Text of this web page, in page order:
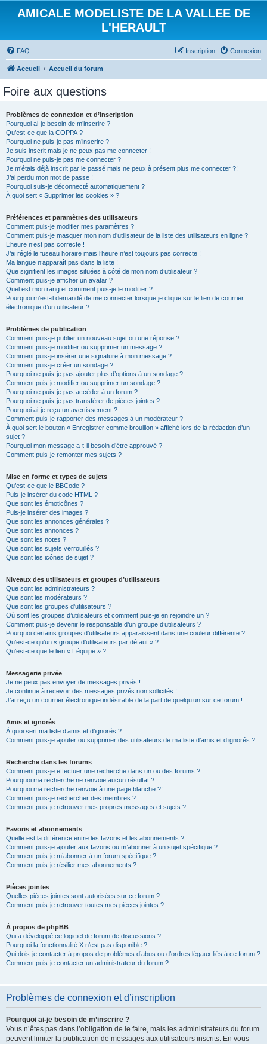
AMICALE MODELISTE DE LA VALLEE DE
L'HERAULT
FAQ Connexion
Inscription
Accueil Accueil du forum
Foire aux questions
Problèmes de connexion et d’inscription
Pourquoi ai-je besoin de m’inscrire ?
Qu’est-ce que la COPPA ?
Pourquoi ne puis-je pas m’inscrire ?
Je suis inscrit mais je ne peux pas me connecter !
Pourquoi ne puis-je pas me connecter ?
Je m’étais déjà inscrit par le passé mais ne peux à présent plus me connecter ?!
J’ai perdu mon mot de passe !
Pourquoi suis-je déconnecté automatiquement ?
À quoi sert « Supprimer les cookies » ?
Préférences et paramètres des utilisateurs
Comment puis-je modifier mes paramètres ?
Comment puis-je masquer mon nom d’utilisateur de la liste des utilisateurs en ligne ?
L’heure n’est pas correcte !
J’ai réglé le fuseau horaire mais l’heure n’est toujours pas correcte !
Ma langue n’apparaît pas dans la liste !
Que signifient les images situées à côté de mon nom d’utilisateur ?
Comment puis-je afficher un avatar ?
Quel est mon rang et comment puis-je le modifier ?
Pourquoi m’est-il demandé de me connecter lorsque je clique sur le lien de courrier
électronique d’un utilisateur ?
Problèmes de publication
Comment puis-je publier un nouveau sujet ou une réponse ?
Comment puis-je modifier ou supprimer un message ?
Comment puis-je insérer une signature à mon message ?
Comment puis-je créer un sondage ?
Pourquoi ne puis-je pas ajouter plus d’options à un sondage ?
Comment puis-je modifier ou supprimer un sondage ?
Pourquoi ne puis-je pas accéder à un forum ?
Pourquoi ne puis-je pas transférer de pièces jointes ?
Pourquoi ai-je reçu un avertissement ?
Comment puis-je rapporter des messages à un modérateur ?
À quoi sert le bouton « Enregistrer comme brouillon » affiché lors de la rédaction d’un
sujet ?
Pourquoi mon message a-t-il besoin d’être approuvé ?
Comment puis-je remonter mes sujets ?
Mise en forme et types de sujets
Qu’est-ce que le BBCode ?
Puis-je insérer du code HTML ?
Que sont les émoticônes ?
Puis-je insérer des images ?
Que sont les annonces générales ?
Que sont les annonces ?
Que sont les notes ?
Que sont les sujets verrouillés ?
Que sont les icônes de sujet ?
Niveaux des utilisateurs et groupes d’utilisateurs
Que sont les administrateurs ?
Que sont les modérateurs ?
Que sont les groupes d’utilisateurs ?
Où sont les groupes d’utilisateurs et comment puis-je en rejoindre un ?
Comment puis-je devenir le responsable d’un groupe d’utilisateurs ?
Pourquoi certains groupes d’utilisateurs apparaissent dans une couleur différente ?
Qu’est-ce qu’un « groupe d’utilisateurs par défaut » ?
Qu’est-ce que le lien « L’équipe » ?
Messagerie privée
Je ne peux pas envoyer de messages privés !
Je continue à recevoir des messages privés non sollicités !
J’ai reçu un courrier électronique indésirable de la part de quelqu’un sur ce forum !
Amis et ignorés
À quoi sert ma liste d’amis et d’ignorés ?
Comment puis-je ajouter ou supprimer des utilisateurs de ma liste d’amis et d’ignorés ?
Recherche dans les forums
Comment puis-je effectuer une recherche dans un ou des forums ?
Pourquoi ma recherche ne renvoie aucun résultat ?
Pourquoi ma recherche renvoie à une page blanche ?!
Comment puis-je rechercher des membres ?
Comment puis-je retrouver mes propres messages et sujets ?
Favoris et abonnements
Quelle est la différence entre les favoris et les abonnements ?
Comment puis-je ajouter aux favoris ou m’abonner à un sujet spécifique ?
Comment puis-je m’abonner à un forum spécifique ?
Comment puis-je résilier mes abonnements ?
Pièces jointes
Quelles pièces jointes sont autorisées sur ce forum ?
Comment puis-je retrouver toutes mes pièces jointes ?
À propos de phpBB
Qui a développé ce logiciel de forum de discussions ?
Pourquoi la fonctionnalité X n’est pas disponible ?
Qui dois-je contacter à propos de problèmes d’abus ou d’ordres légaux liés à ce forum ?
Comment puis-je contacter un administrateur du forum ?
Problèmes de connexion et d’inscription
Pourquoi ai-je besoin de m’inscrire ?
Vous n’êtes pas dans l’obligation de le faire, mais les administrateurs du forum
peuvent limiter la publication de messages aux utilisateurs inscrits. En vous